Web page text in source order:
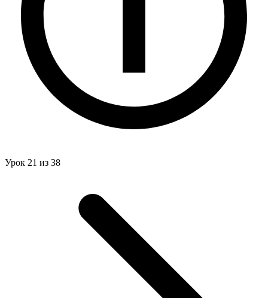
Урок 21 из 38